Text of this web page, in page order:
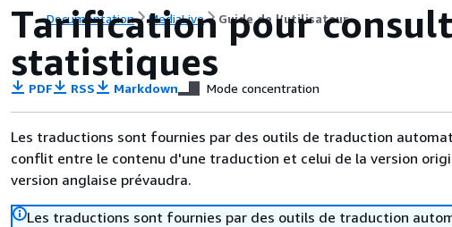
Documentation MediaLive Guide de l’utilisateur
Tarification pour
statistiques
PDF RSS Markdown Mode concentration
Les traductions sont fournies par des outils de traduction
conflit entre le contenu d'une traduction et celui de la version
version anglaise prévaudra.
Les traductions sont fournies par des outils de traduction